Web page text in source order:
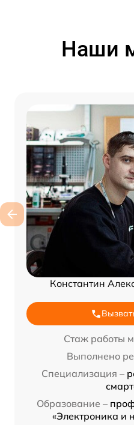
Наши
Константин
Стаж работы
Выполнено
Специализация –
Образование –
«Электроника и